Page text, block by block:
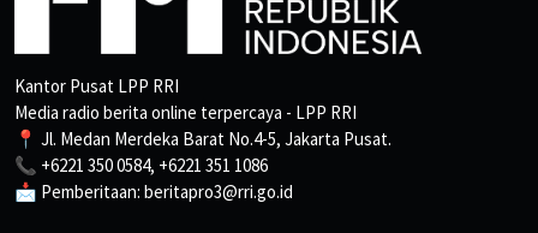
Kantor Pusat LPP RRI
Media radio berita online terpercaya - LPP RRI
📍 Jl. Medan Merdeka Barat No.4-5, Jakarta Pusat.
📞 +6221 350 0584, +6221 351 1086
📩 Pemberitaan: beritapro3@rri.go.id